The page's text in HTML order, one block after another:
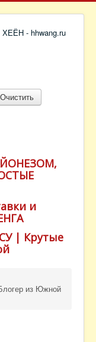
Очистить
и
| Крутые
из Южной